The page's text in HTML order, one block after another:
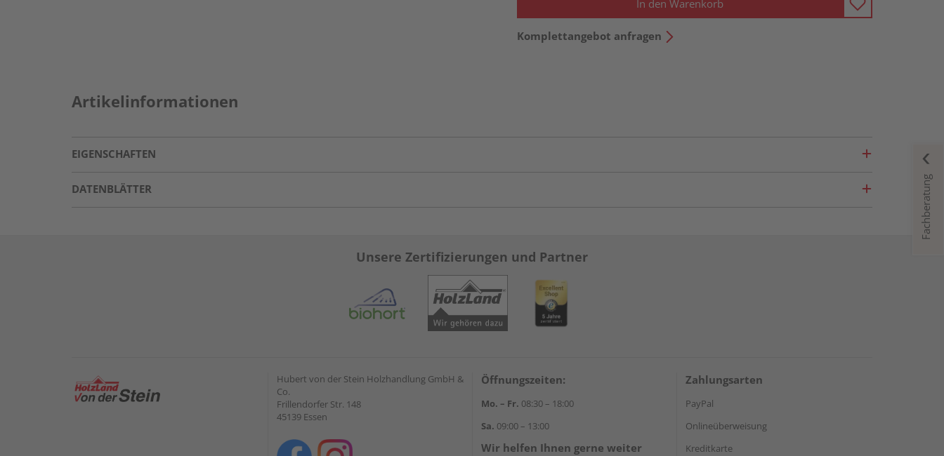
In den Warenkorb
Komplettangebot anfragen
Artikelinformationen
EIGENSCHAFTEN
DATENBLÄTTER Fachberatung
Unsere Zertifizierungen und Partner
Hubert von der Stein Holzhandlung GmbH &
Co.
Frillendorfer Str. 148
45139 Essen
Öffnungszeiten:
Mo. – Fr. 08:30 – 18:00
Sa. 09:00 – 13:00
Wir helfen Ihnen gerne weiter
Zahlungsarten
PayPal
Onlineüberweisung
Kreditkarte